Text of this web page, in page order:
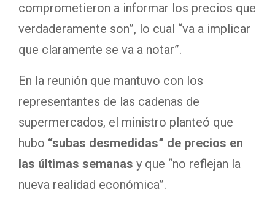
comprometieron a informar los precios que
verdaderamente son”, lo cual “va a implicar
que claramente se va a notar”.
En la reunión que mantuvo con los
representantes de las cadenas de
supermercados, el ministro planteó que
hubo “subas desmedidas” de precios en
las últimas semanas y que “no reflejan la
nueva realidad económica”.